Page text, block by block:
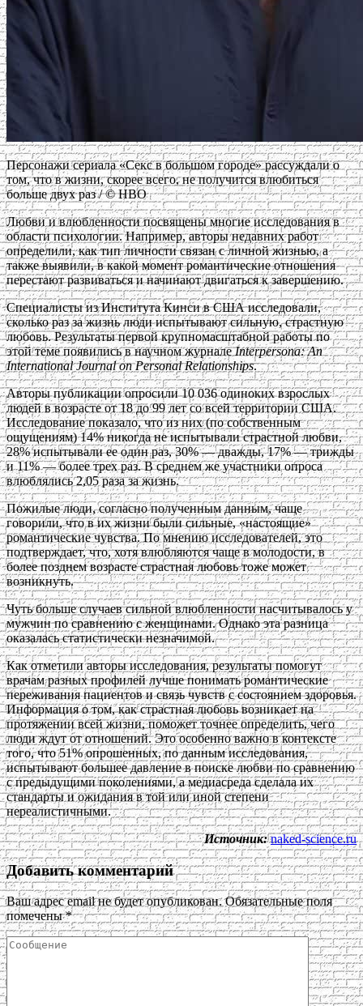
Персонажи сериала «Секс в большом городе» рассуждали о
том, что в жизни, скорее всего, не получится влюбиться
больше двух раз / © HBO
Любви и влюбленности посвящены многие исследования в
области психологии. Например, авторы недавних работ
определили, как тип личности связан с личной жизнью, а
также выявили, в какой момент романтические отношения
перестают развиваться и начинают двигаться к завершению.
Специалисты из Института Кинси в США исследовали,
сколько раз за жизнь люди испытывают сильную, страстную
любовь. Результаты первой крупномасштабной работы по
этой теме появились в научном журналеInterpersona: An
International Journal on Personal Relationships.
Авторы публикации опросили 10 036 одиноких взрослых
людей в возрасте от 18 до 99 лет со всей территории США.
Исследование показало, что из них (по собственным
ощущениям) 14% никогда не испытывали страстной любви,
28% испытывали ее один раз, 30% — дважды, 17% — трижды
и 11% — более трех раз. В среднем же участники опроса
влюблялись 2,05 раза за жизнь.
Пожилые люди, согласно полученным данным, чаще
говорили, что в их жизни были сильные, «настоящие»
романтические чувства. По мнению исследователей, это
подтверждает, что, хотя влюбляются чаще в молодости, в
более позднем возрасте страстная любовь тоже может
возникнуть.
Чуть больше случаев сильной влюбленности насчитывалось у
мужчин по сравнению с женщинами. Однако эта разница
оказалась статистически незначимой.
Как отметили авторы исследования, результаты помогут
врачам разных профилей лучше понимать романтические
переживания пациентов и связь чувств с состоянием здоровья.
Информация о том, как страстная любовь возникает на
протяжении всей жизни, поможет точнее определить, чего
люди ждут от отношений. Это особенно важно в контексте
того, что 51% опрошенных, по данным исследования,
испытывают большее давление в поиске любви по сравнению
с предыдущими поколениями, а медиасреда сделала их
стандарты и ожидания в той или иной степени
нереалистичными.
Источник: naked-science.ru
Добавить комментарий
Ваш адрес email не будет опубликован. Обязательные поля
помечены*